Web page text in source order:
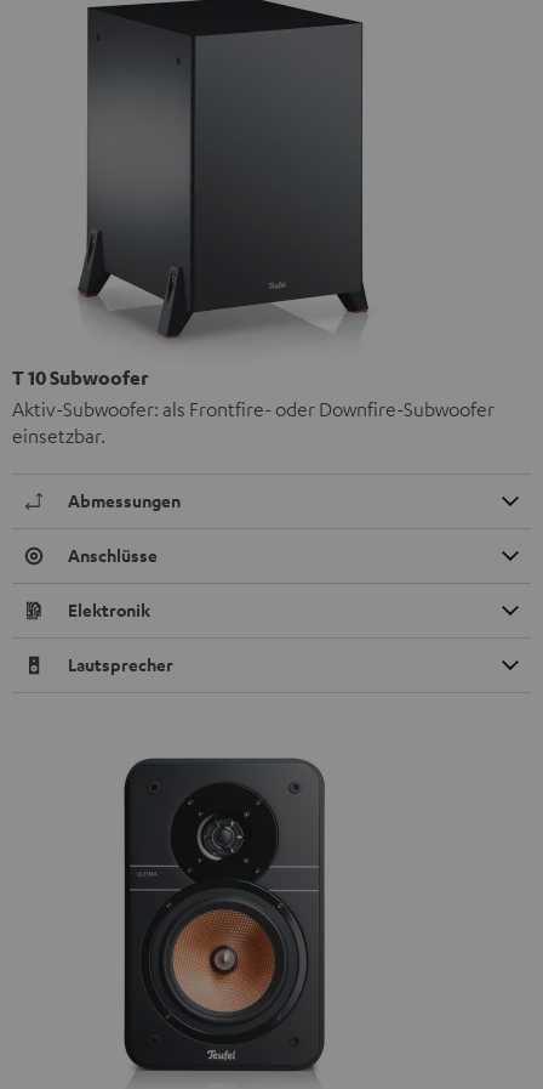
T 10 Subwoofer
Aktiv-Subwoofer: als Frontfire- oder Downfire-Subwoofer
einsetzbar.
Abmessungen
Anschlüsse
Elektronik
Lautsprecher